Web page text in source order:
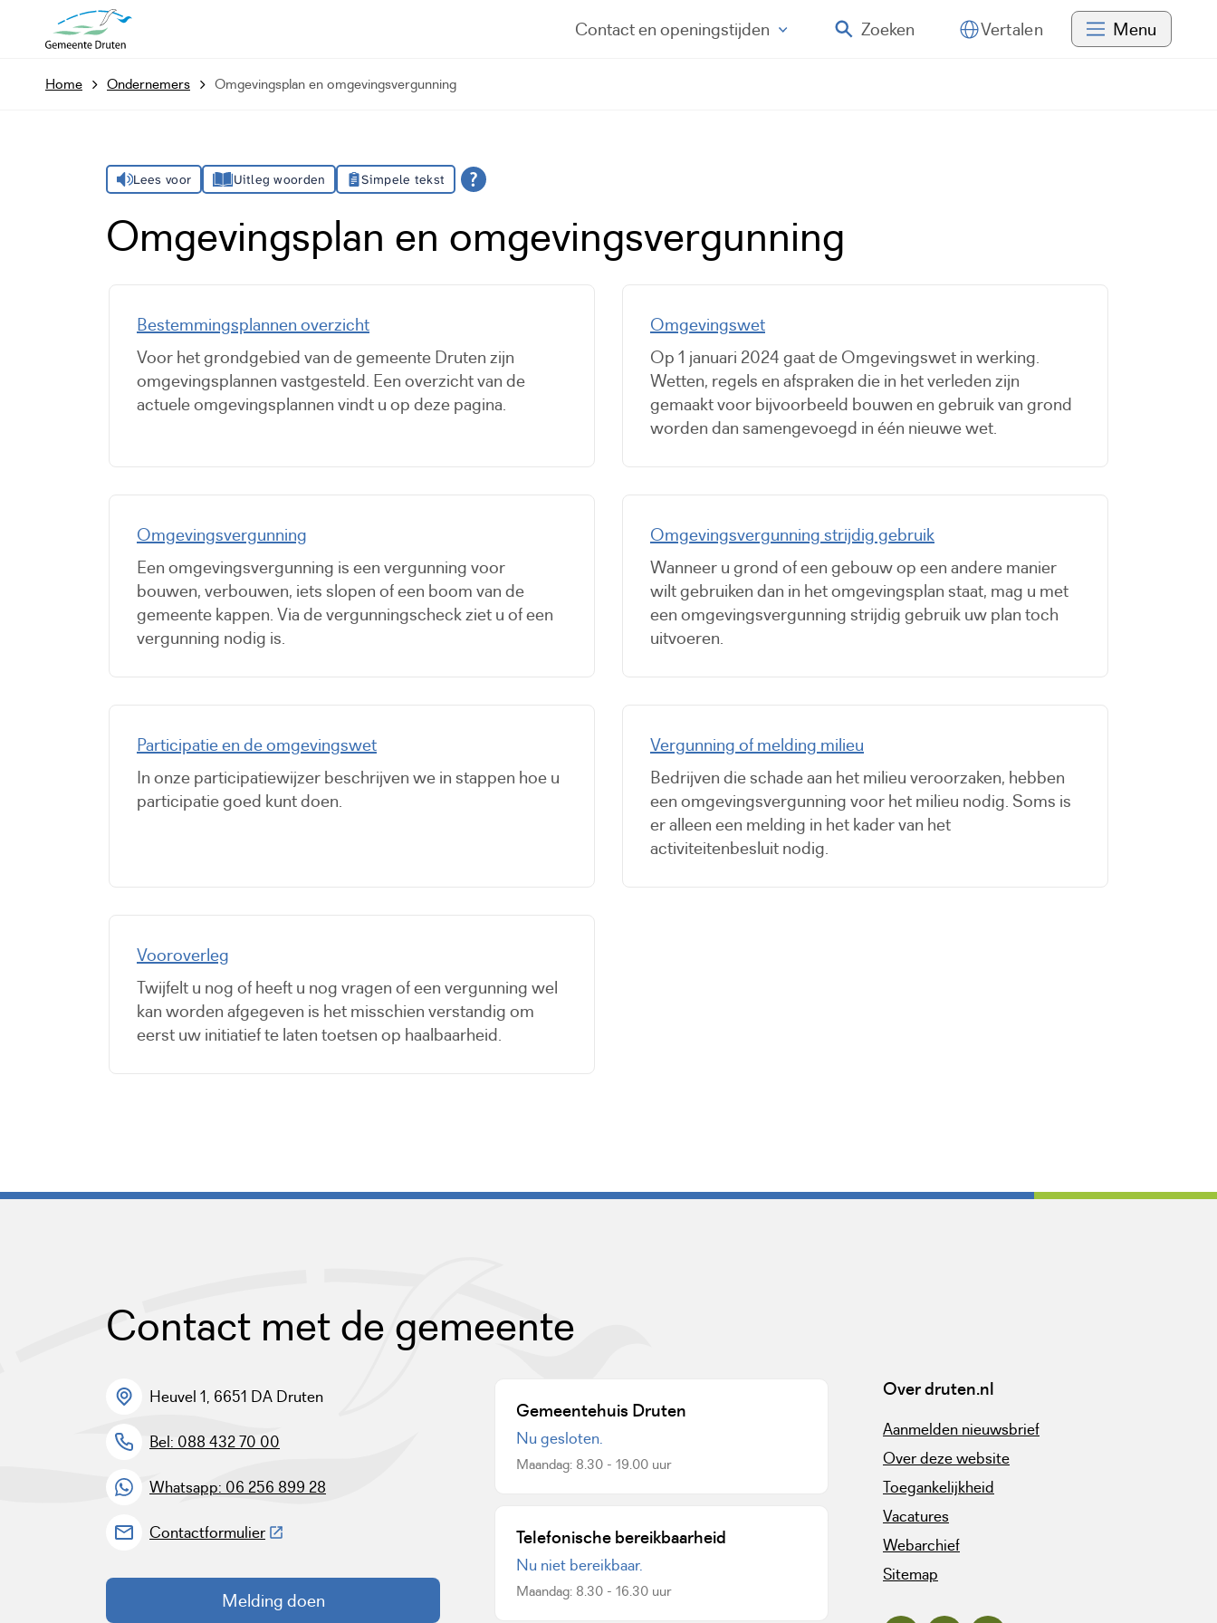
Contacten openingstijden Zoeken Vertalen Menu
Home Ondernemers Omgevingsplan en omgevingsvergunning
Lees voor Uitleg woorden Simpele tekst
Omgevingsplan en omgevingsvergunning
Bestemmingsplannen overzicht
Voor het grondgebied van de gemeente Druten zijn
omgevingsplannen vastgesteld. Een overzicht van de
actuele omgevingsplannen vindt u op deze pagina.
Omgevingswet
Op 1 januari 2024 gaat de Omgevingswet in werking.
Wetten, regels en afspraken die in het verleden zijn
gemaakt voor bijvoorbeeld bouwen en gebruik van grond
worden dan samengevoegd in één nieuwe wet.
Omgevingsvergunning
Een omgevingsvergunning is een vergunning voor
bouwen, verbouwen, iets slopen of een boom van de
gemeente kappen. Via de vergunningscheck ziet u of een
vergunning nodig is.
Omgevingsvergunning strijdig gebruik
Wanneer u grond of een gebouw op een andere manier
wilt gebruiken dan in het omgevingsplan staat, mag u met
een omgevingsvergunning strijdig gebruik uw plan toch
uitvoeren.
Participatie en de omgevingswet
In onze participatiewijzer beschrijven we in stappen hoe u
participatie goed kunt doen.
Vergunning of melding milieu
Bedrijven die schade aan het milieu veroorzaken, hebben
een omgevingsvergunning voor het milieu nodig. Soms is
er alleen een melding in het kader van het
activiteitenbesluit nodig.
Vooroverleg
Twijfelt u nog of heeft u nog vragen of een vergunning wel
kan worden afgegeven is het misschien verstandig om
eerst uw initiatief te laten toetsen op haalbaarheid.
Contact met de gemeente
Heuvel 1, 6651 DA Druten
Bel: 088 432 70 00
Whatsapp: 06 256 899 28
Contactformulier(Deze link gaat naar een externe website)
Melding doen
Gemeentehuis Druten
Nu gesloten.
Maandag: 8.30 - 19.00 uur
Telefonische bereikbaarheid
Nu niet bereikbaar.
Maandag: 8.30 - 16.30 uur
Over druten.nl
Aanmelden nieuwsbrief
Over deze website
Toegankelijkheid
Vacatures
Webarchief
Sitemap